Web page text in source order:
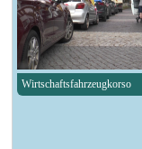
Wirtschaftsfahrzeugkorso